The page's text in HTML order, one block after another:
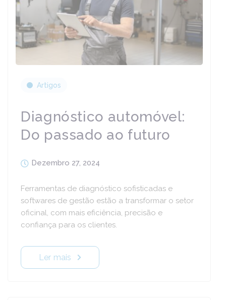
Artigos
Diagnóstico automóvel:
Do passado ao futuro
Dezembro 27, 2024
Ferramentas de diagnóstico sofisticadas e
softwares de gestão estão a transformar o setor
oficinal, com mais eficiência, precisão e
confiança para os clientes.
Ler mais